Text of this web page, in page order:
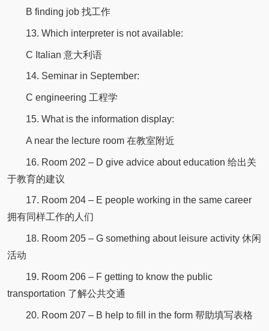
B finding job 找工作
13. Which interpreter is not available:
C Italian 意大利语
14. Seminar in September:
C engineering 工程学
15. What is the information display:
A near the lecture room 在教室附近
16. Room 202 – D give advice about education 给出关
于教育的建议
17. Room 204 – E people working in the same career
拥有同样工作的人们
18. Room 205 – G something about leisure activity 休闲
活动
19. Room 206 – F getting to know the public
transportation 了解公共交通
20. Room 207 – B help to fill in the form 帮助填写表格